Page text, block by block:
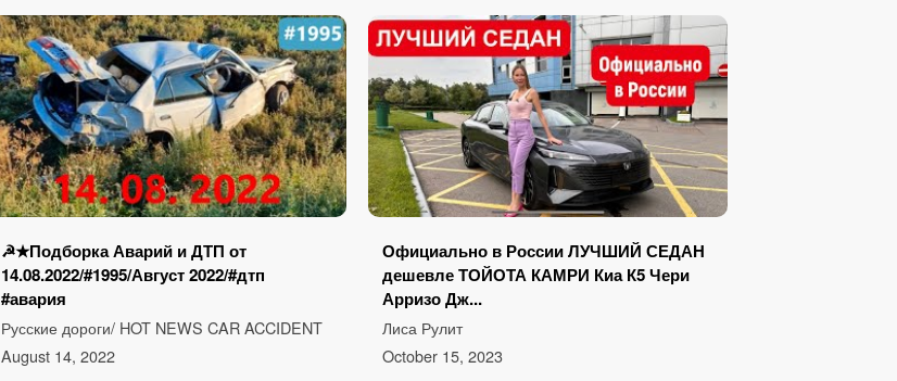
☭★Подборка Аварий и ДТП от
14.08.2022/#1995/Август 2022/#дтп
#авария
Русские дороги/ HOT NEWS CAR ACCIDENT
August 14, 2022
Официально в России ЛУЧШИЙ СЕДАН
дешевле ТОЙОТА КАМРИ Киа К5 Чери
Арризо Дж...
Лиса Рулит
October 15, 2023